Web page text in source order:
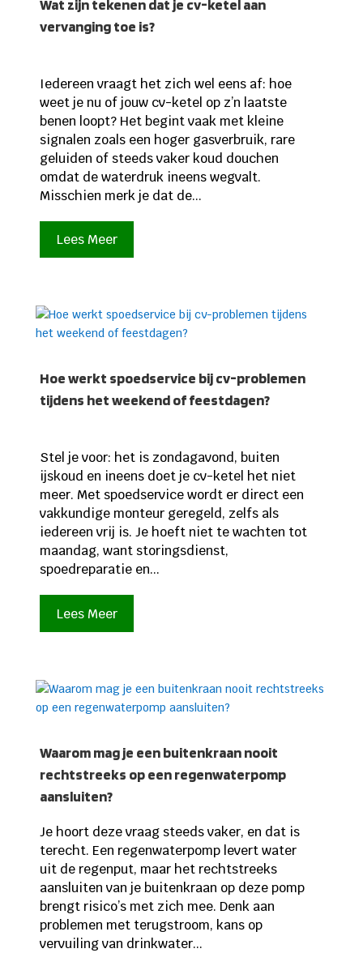
Wat zijn tekenen dat je cv-ketel aan
vervanging toe is?
Iedereen vraagt het zich wel eens af: hoe
weet je nu of jouw cv-ketel op z’n laatste
benen loopt? Het begint vaak met kleine
signalen zoals een hoger gasverbruik, rare
geluiden of steeds vaker koud douchen
omdat de waterdruk ineens wegvalt.
Misschien merk je dat de...
Lees Meer
Hoe werkt spoedservice bij cv-problemen
tijdens het weekend of feestdagen?
Stel je voor: het is zondagavond, buiten
ijskoud en ineens doet je cv-ketel het niet
meer. Met spoedservice wordt er direct een
vakkundige monteur geregeld, zelfs als
iedereen vrij is. Je hoeft niet te wachten tot
maandag, want storingsdienst,
spoedreparatie en...
Lees Meer
Waarom mag je een buitenkraan nooit
rechtstreeks op een regenwaterpomp
aansluiten?
Je hoort deze vraag steeds vaker, en dat is
terecht. Een regenwaterpomp levert water
uit de regenput, maar het rechtstreeks
aansluiten van je buitenkraan op deze pomp
brengt risico’s met zich mee. Denk aan
problemen met terugstroom, kans op
vervuiling van drinkwater...